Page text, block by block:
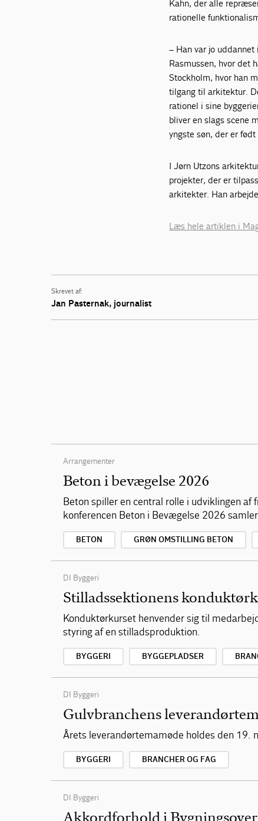
Kahn, der alle
rationelle
– Han var jo
Rasmussen, hvor det
Stockholm, hvor han
tilgang til arkitektur.
rationel i sine
bliver en slags scene
yngste søn, der er
I Jørn Utzons
projekter, der er
arkitekter. Han
Læs hele artiklen i
Skrevet af:
Jan Pasternak, journalist
Arrangementer
Beton i bevægelse 2026
Beton spiller en central rolle i udviklingen
konferencen Beton i Bevægelse 2026
BETON GRØN OMSTILLING BETON
DI Byggeri
Stilladssektionens
Konduktørkurset henvender sig til
styring af en stilladsproduktion.
BYGGERI BYGGEPLADSER
DI Byggeri
Gulvbranchens
Årets leverandørtemamøde holdes den 19.
BYGGERI BRANCHER OG FAG
DI Byggeri